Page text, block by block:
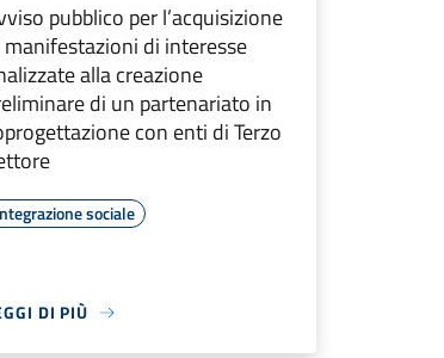
pubblico per l’acquisizione
manifestazioni di interesse
alla creazione
di un partenariato in
con enti di Terzo
sociale
DI PIÙ